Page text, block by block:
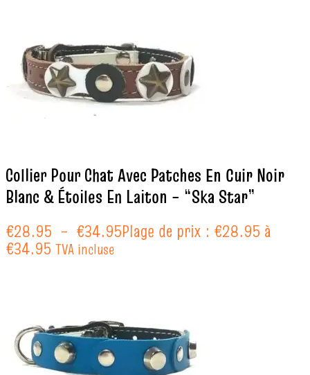
Collier Pour Chat Avec Patches En Cuir Noir
Blanc & Étoiles En Laiton – “Ska Star”
€28.95 – €34.95Plage de prix : €28.95 à
€34.95 TVA incluse